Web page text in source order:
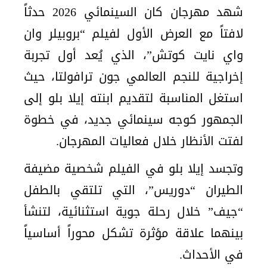
شهد مهرجان كان السينمائي 2026 حدثاً
لافتاً مع العرض الأول لفيلم “بروبيلر وان
واي نايت كوتش”، الذي يُعد أول تجربة
إخراجية للنجم العالمي جون ترافولتا، حيث
استغل المناسبة لتقديم ابنته إيلا بلو إلى
الجمهور كوجه سينمائي جديد، في خطوة
لفتت الأنظار خلال فعاليات المهرجان.
وتجسد إيلا بلو في الفيلم شخصية مضيفة
الطيران “دوريس”، التي تلتقي بالطفل
“جيف” خلال رحلة جوية استثنائية، لتنشأ
بينهما علاقة مؤثرة تشكل محوراً أساسياً
في الأحداث.